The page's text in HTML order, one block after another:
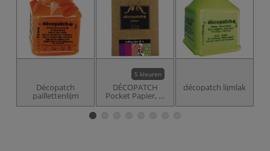
Décopatch
paillettenlijm
5 kleuren
DÉCOPATCH
Pocket Papier, 5-
delig assortimen
décopatch lijmlak